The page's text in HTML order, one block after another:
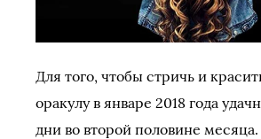
Для того, чтобы стричь и
оракулу в январе 2018 года
дни во второй половине месяца.